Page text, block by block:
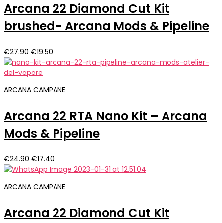
Arcana 22 Diamond Cut Kit
brushed- Arcana Mods & Pipeline
€27.90 Il
prezzo
originale
€27.90.
€19.50
prezzo
€19.50.
ARCANA CAMPANE
Arcana 22 RTA Nano Kit – Arcana
Mods & Pipeline
€24.90 Il
prezzo
era:
€17.40
prezzo
è:
ARCANA CAMPANE
Arcana 22 Diamond Cut Kit